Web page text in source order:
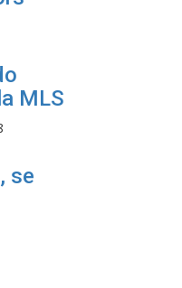
MLS
se